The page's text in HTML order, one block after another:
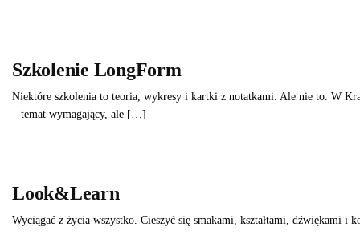
Szkolenie LongForm
Niektóre szkolenia to teoria, wykresy i kartki z notatkami. Ale nie to. W
– temat wymagający, ale […]
Look&Learn
Wyciągać z życia wszystko. Cieszyć się smakami, kształtami, dźwiękami i